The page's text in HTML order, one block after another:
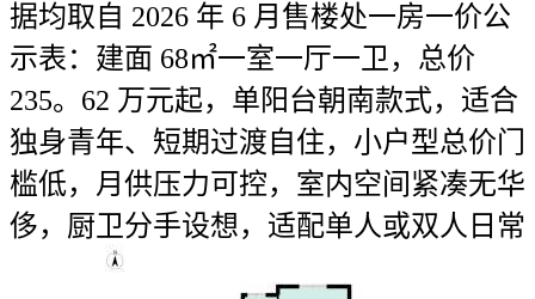
据均取自 2026 年 6 月售楼处一房一价公
示表：建面 68㎡一室一厅一卫，总价
235。62 万元起，单阳台朝南款式，适合
独身青年、短期过渡自住，小户型总价门
槛低，月供压力可控，室内空间紧凑无华
侈，厨卫分手设想，适配单人或双人日常